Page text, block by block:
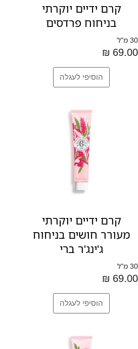
קרם ידיים יוקרתי
בניחוח פרדסים
30 מ"ל
69.00 ₪
קרם ידיים יוקרתי
מעורר חושים בניחוח
ג'ינג'ר ברי
30 מ"ל
69.00 ₪